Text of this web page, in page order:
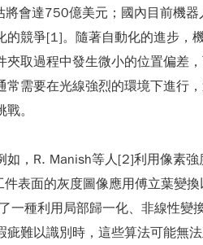
會達750億美元；國內目前機
競爭[1]。隨著自動化的進步
取過程中發生微小的位置偏差
需要在光線強烈的環境下進行
。
，R. Manish等人[2]利用像素
表面的灰度圖像應用傅立葉變
一種利用局部歸一化、非線性
難以識別時，這些算法可能無法